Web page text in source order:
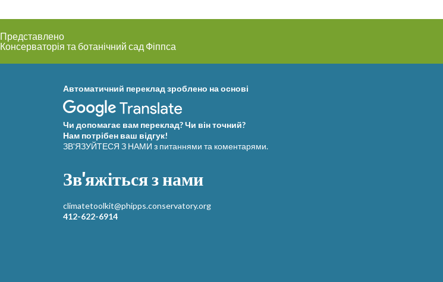
Представлено
Консерваторія та ботанічний сад Фіппса
Автоматичний переклад зроблено на основі
Чи допомагає вам переклад? Чи він точний?
Нам потрібен ваш відгук!
ЗВ'ЯЗУЙТЕСЯ З НАМИ з питаннями та коментарями.
Зв'яжіться з нами
climatetoolkit@phipps.conservatory.org
412-622-6914